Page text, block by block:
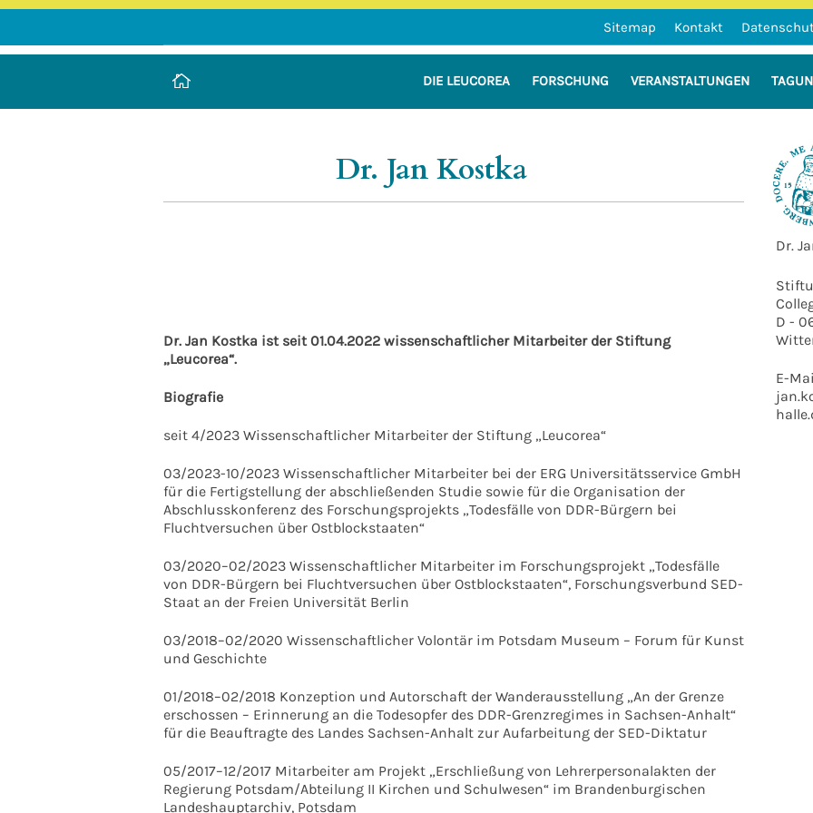
Sitemap Kontakt
DIE LEUCOREA FORSCHUNG VERANSTALTUNGEN
LEUCOREA DE
Stiftung des öffentlichen Rechts an der Martin-Luther-Universität
Dr. Jan Kostka
Dr. Jan Kostka ist seit 01.04.2022 wissenschaftlicher Mitarbeiter der Stiftung
„Leucorea“.
Biografie
seit 4/2023 Wissenschaftlicher Mitarbeiter der Stiftung „Leucorea“
03/2023-10/2023 Wissenschaftlicher Mitarbeiter bei der ERG Universitätsservice GmbH
für die Fertigstellung der abschließenden Studie sowie für die Organisation der
Abschlusskonferenz des Forschungsprojekts „Todesfälle von DDR-Bürgern bei
Fluchtversuchen über Ostblockstaaten“
03/2020–02/2023 Wissenschaftlicher Mitarbeiter im Forschungsprojekt „Todesfälle
von DDR-Bürgern bei Fluchtversuchen über Ostblockstaaten“, Forschungsverbund SED-
Staat an der Freien Universität Berlin
03/2018–02/2020 Wissenschaftlicher Volontär im Potsdam Museum – Forum für Kunst
und Geschichte
01/2018–02/2018 Konzeption und Autorschaft der Wanderausstellung „An der Grenze
erschossen – Erinnerung an die Todesopfer des DDR-Grenzregimes in Sachsen-Anhalt“
für die Beauftragte des Landes Sachsen-Anhalt zur Aufarbeitung der SED-Diktatur
05/2017–12/2017 Mitarbeiter am Projekt „Erschließung von Lehrerpersonalakten der
Regierung Potsdam/Abteilung II Kirchen und Schulwesen“ im Brandenburgischen
Landeshauptarchiv, Potsdam
Dr.
D -
E-